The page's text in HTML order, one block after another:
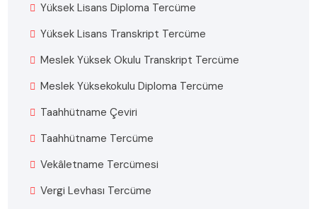
Yüksek Lisans Diploma Tercüme
Yüksek Lisans Transkript Tercüme
Meslek Yüksek Okulu Transkript Tercüme
Meslek Yüksekokulu Diploma Tercüme
Taahhütname Çeviri
Taahhütname Tercüme
Vekâletname Tercümesi
Vergi Levhası Tercüme